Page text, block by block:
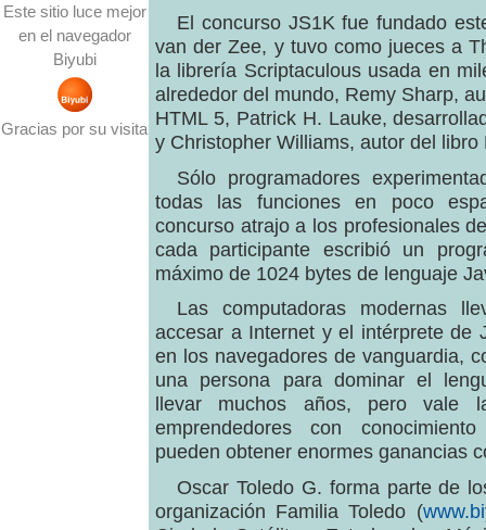
Este sitio luce mejor
en el navegador
Biyubi
Gracias por su visita
El concurso JS1K fue fundado
van der Zee, y tuvo como jueces a
la librería Scriptaculous usada en
alrededor del mundo, Remy Sharp,
HTML 5, Patrick H. Lauke,
y Christopher Williams, autor del libro
Sólo programadores
todas las funciones en poco
concurso atrajo a los profesionales
cada participante escribió un
máximo de 1024 bytes de lenguaje
Las computadoras modernas
accesar a Internet y el intérprete de
en los navegadores de vanguardia,
una persona para dominar el
llevar muchos años, pero vale
emprendedores con
pueden obtener enormes ganancias
Oscar Toledo G. forma parte de
organización Familia Toledo (